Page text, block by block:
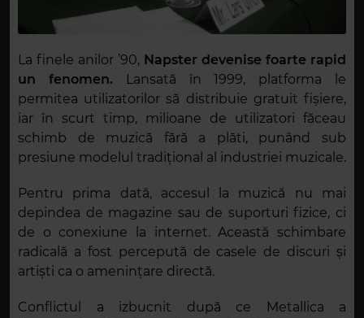
La finele anilor ’90, Napster devenise foarte rapid
un fenomen. Lansată în 1999, platforma le
permitea utilizatorilor să distribuie gratuit fișiere,
iar în scurt timp, milioane de utilizatori făceau
schimb de muzică fără a plăti, punând sub
presiune modelul tradițional al industriei muzicale.
Pentru prima dată, accesul la muzică nu mai
depindea de magazine sau de suporturi fizice, ci
de o conexiune la internet. Această schimbare
radicală a fost percepută de casele de discuri și
artiști ca o amenințare directă.
Conflictul a izbucnit după ce Metallica a